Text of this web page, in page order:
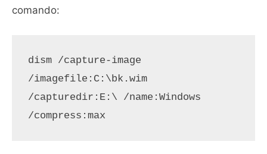
comando:
dism /capture-image
/imagefile:C:\bk.wim
/capturedir:E:\ /name:Windows
/compress:max